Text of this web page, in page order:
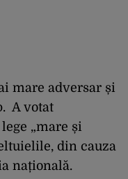
mare adversar și
A votat
„mare și
din cauza
națională.